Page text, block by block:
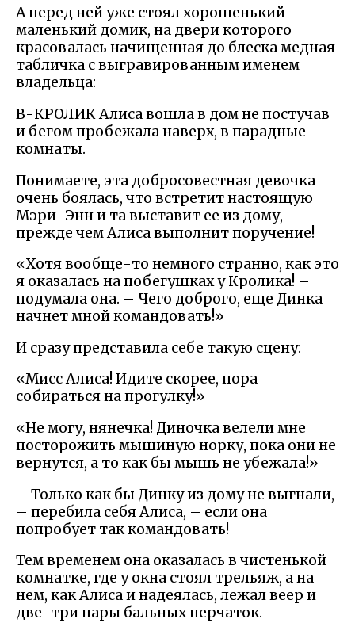
А перед ней уже стоял хорошенький
маленький домик, на двери которого
красовалась начищенная до блеска медная
табличка с выгравированным именем
владельца:
В-КРОЛИК Алиса вошла в дом не постучав
и бегом пробежала наверх, в парадные
комнаты.
Понимаете, эта добросовестная девочка
очень боялась, что встретит настоящую
Мэри-Энн и та выставит ее из дому,
прежде чем Алиса выполнит поручение!
«Хотя вообще-то немного странно, как это
я оказалась на побегушках у Кролика! –
подумала она. – Чего доброго, еще Динка
начнет мной командовать!»
И сразу представила себе такую сцену:
«Мисс Алиса! Идите скорее, пора
собираться на прогулку!»
«Не могу, нянечка! Диночка велели мне
посторожить мышиную норку, пока они не
вернутся, а то как бы мышь не убежала!»
– Только как бы Динку из дому не выгнали,
– перебила себя Алиса, – если она
попробует так командовать!
Тем временем она оказалась в чистенькой
комнатке, где у окна стоял трельяж, а на
нем, как Алиса и надеялась, лежал веер и
две-три пары бальных перчаток.